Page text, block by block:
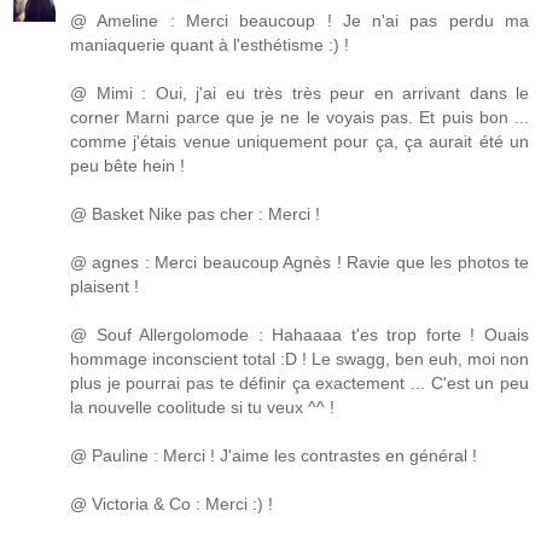
@ Ameline : Merci beaucoup ! Je n'ai pas perdu ma
maniaquerie quant à l'esthétisme :) !
@ Mimi : Oui, j'ai eu très très peur en arrivant dans le
corner Marni parce que je ne le voyais pas. Et puis bon ...
comme j'étais venue uniquement pour ça, ça aurait été un
peu bête hein !
@ Basket Nike pas cher : Merci !
@ agnes : Merci beaucoup Agnès ! Ravie que les photos te
plaisent !
@ Souf Allergolomode : Hahaaaa t'es trop forte ! Ouais
hommage inconscient total :D ! Le swagg, ben euh, moi non
plus je pourrai pas te définir ça exactement ... C'est un peu
la nouvelle coolitude si tu veux ^^ !
@ Pauline : Merci ! J'aime les contrastes en général !
@ Victoria & Co : Merci :) !